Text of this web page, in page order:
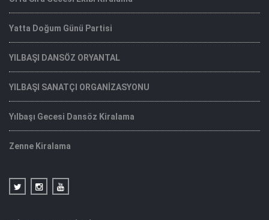
Yatta Doğum Günü Partisi
YILBAŞI DANSÖZ ORYANTAL
YILBAŞI SANATÇI ORGANİZASYONU
Yılbaşı Gecesi Dansöz Kiralama
Zenne Kiralama